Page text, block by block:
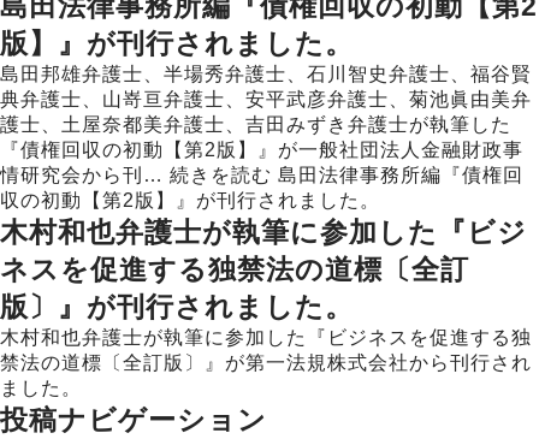
版】』が刊行されました。
島田邦雄弁護士、半場秀弁護士、石川智史弁護士、福谷賢
典弁護士、山嵜亘弁護士、安平武彦弁護士、菊池眞由美弁
護士、土屋奈都美弁護士、吉田みずき弁護士が執筆した
『債権回収の初動【第2版】』が一般社団法人金融財政事
情研究会から刊… 続きを読む 島田法律事務所編『債権回
収の初動【第2版】』が刊行されました。
木村和也弁護士が執筆に参加した『ビジ
ネスを促進する独禁法の道標〔全訂
版〕』が刊行されました。
木村和也弁護士が執筆に参加した『ビジネスを促進する独
禁法の道標〔全訂版〕』が第一法規株式会社から刊行され
ました。
投稿ナビゲーション